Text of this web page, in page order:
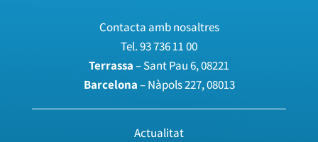
Contacta amb nosaltres
Tel.93 736 11 00
Terrassa– Sant Pau 6, 08221
Barcelona– Nàpols 227, 08013
Actualitat